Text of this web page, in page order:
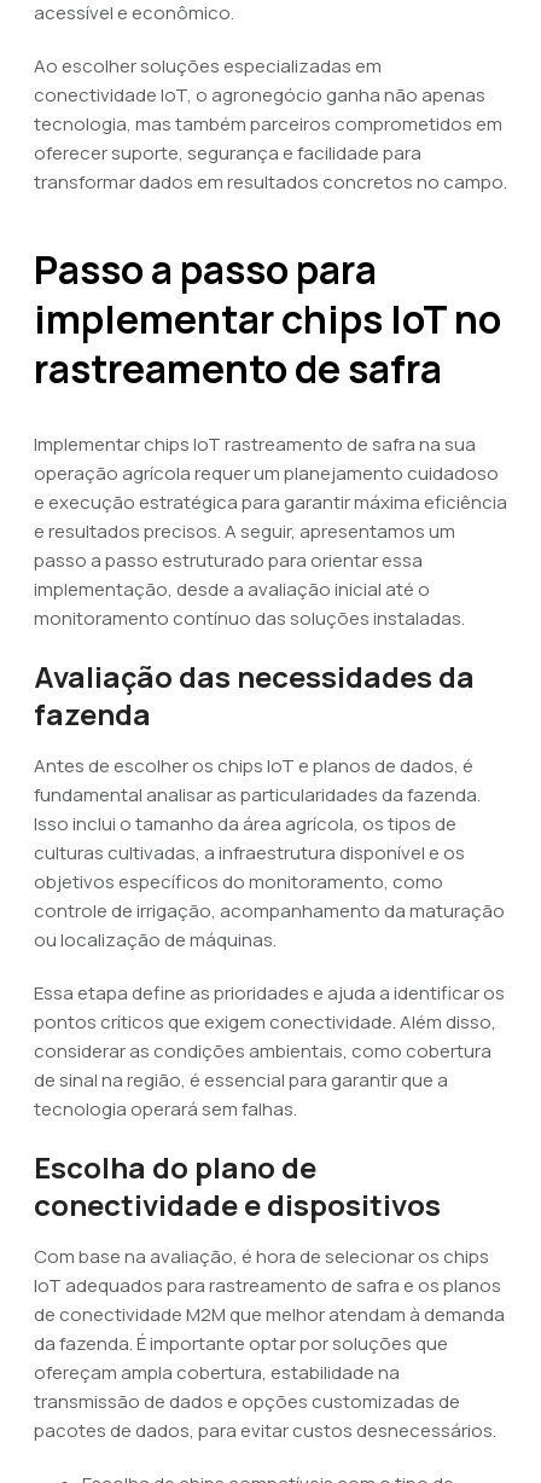
acessível e econômico.
Ao escolher soluções especializadas em
conectividade IoT, o agronegócio ganha não apenas
tecnologia, mas também parceiros comprometidos em
oferecer suporte, segurança e facilidade para
transformar dados em resultados concretos no campo.
Passo a passo para
implementar chips IoT no
rastreamento de safra
Implementar chips IoT rastreamento de safra na sua
operação agrícola requer um planejamento cuidadoso
e execução estratégica para garantir máxima eficiência
e resultados precisos. A seguir, apresentamos um
passo a passo estruturado para orientar essa
implementação, desde a avaliação inicial até o
monitoramento contínuo das soluções instaladas.
Avaliação das necessidades da
fazenda
Antes de escolher os chips IoT e planos de dados, é
fundamental analisar as particularidades da fazenda.
Isso inclui o tamanho da área agrícola, os tipos de
culturas cultivadas, a infraestrutura disponível e os
objetivos específicos do monitoramento, como
controle de irrigação, acompanhamento da maturação
ou localização de máquinas.
Essa etapa define as prioridades e ajuda a identificar os
pontos críticos que exigem conectividade. Além disso,
considerar as condições ambientais, como cobertura
de sinal na região, é essencial para garantir que a
tecnologia operará sem falhas.
Escolha do plano de
conectividade e dispositivos
Com base na avaliação, é hora de selecionar os chips
IoT adequados para rastreamento de safra e os planos
de conectividade M2M que melhor atendam à demanda
da fazenda. É importante optar por soluções que
ofereçam ampla cobertura, estabilidade na
transmissão de dados e opções customizadas de
pacotes de dados, para evitar custos desnecessários.